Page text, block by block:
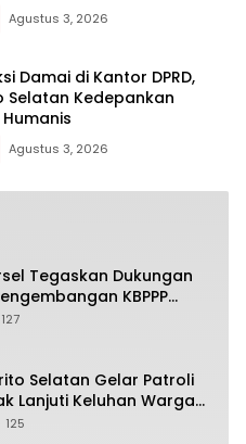
Agustus 3, 2026
Damai di Kantor DPRD,
Selatan Kedepankan
Agustus 3, 2026
Tegaskan Dukungan
KBPPP
127
Selatan Gelar Patroli
Lanjuti Keluhan Warga
dan Remaja Nongkrong
125